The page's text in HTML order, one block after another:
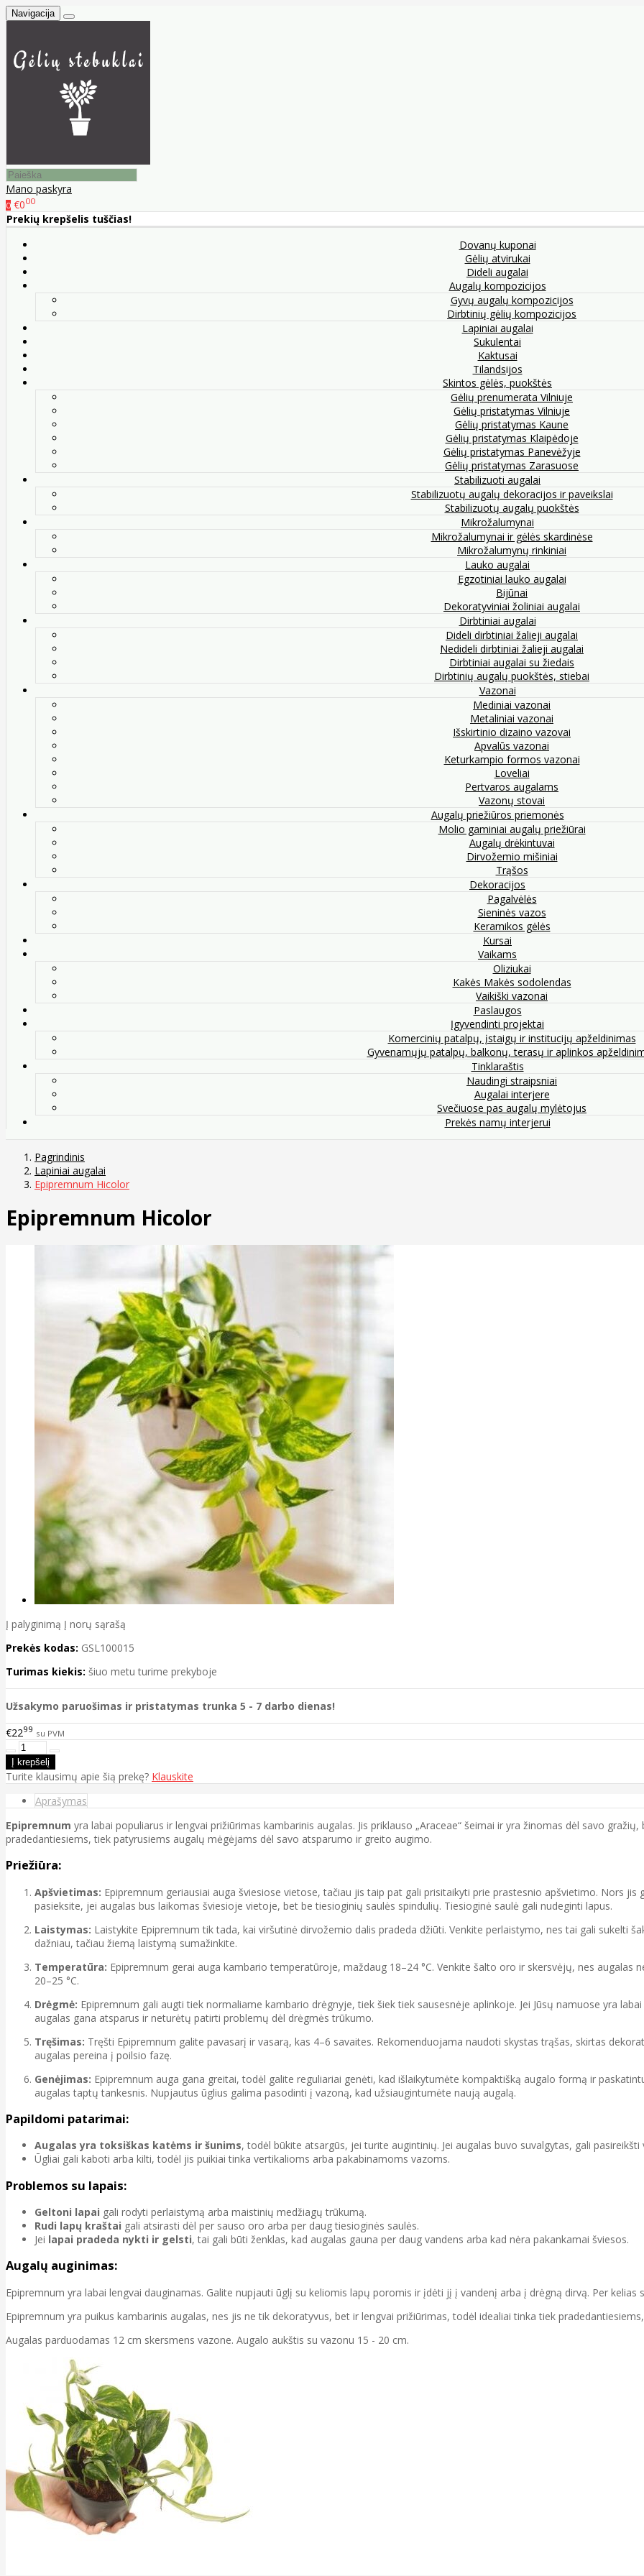
Navigacija
Mano paskyra
0 €000
Prekių krepšelis tuščias!
Dovanų kuponai
Gėlių atvirukai
Dideli augalai
Augalų kompozicijos
Gyvų augalų kompozicijos
Dirbtinių gėlių kompozicijos
Lapiniai augalai
Sukulentai
Kaktusai
Tilandsijos
Skintos gėlės, puokštės
Gėlių prenumerata Vilniuje
Gėlių pristatymas Vilniuje
Gėlių pristatymas Kaune
Gėlių pristatymas Klaipėdoje
Gėlių pristatymas Panevėžyje
Gėlių pristatymas Zarasuose
Stabilizuoti augalai
Stabilizuotų augalų dekoracijos ir paveikslai
Stabilizuotų augalų puokštės
Mikrožalumynai
Mikrožalumynai ir gėlės skardinėse
Mikrožalumynų rinkiniai
Lauko augalai
Egzotiniai lauko augalai
Bijūnai
Dekoratyviniai žoliniai augalai
Dirbtiniai augalai
Dideli dirbtiniai žalieji augalai
Nedideli dirbtiniai žalieji augalai
Dirbtiniai augalai su žiedais
Dirbtinių augalų puokštės, stiebai
Vazonai
Mediniai vazonai
Metaliniai vazonai
Išskirtinio dizaino vazovai
Apvalūs vazonai
Keturkampio formos vazonai
Loveliai
Pertvaros augalams
Vazonų stovai
Augalų priežiūros priemonės
Molio gaminiai augalų priežiūrai
Augalų drėkintuvai
Dirvožemio mišiniai
Trąšos
Dekoracijos
Pagalvėlės
Sieninės vazos
Keramikos gėlės
Kursai
Vaikams
Oliziukai
Kakės Makės sodolendas
Vaikiški vazonai
Paslaugos
Įgyvendinti projektai
Komercinių patalpų, įstaigų ir institucijų apželdinimas
Gyvenamųjų patalpų, balkonų, terasų ir aplinkos
Tinklaraštis
Naudingi straipsniai
Augalai interjere
Svečiuose pas augalų mylėtojus
Prekės namų interjerui
Pagrindinis
Lapiniai augalai
Epipremnum Hicolor
Epipremnum Hicolor
Į palyginimą Į norų sąrašą
Prekės kodas: GSL100015
Turimas kiekis: šiuo metu turime prekyboje
Užsakymo paruošimas ir pristatymas trunka 5 - 7 darbo dienas!
€2299 su PVM
Turite klausimų apie šią prekę? Klauskite
Aprašymas
Epipremnum yra labai populiarus ir lengvai prižiūrimas kambarinis augalas. Jis priklauso „Araceae“ šeimai ir yra žinomas dėl savo
pradedantiesiems, tiek patyrusiems augalų mėgėjams dėl savo atsparumo ir greito augimo.
Priežiūra:
Apšvietimas: Epipremnum geriausiai auga šviesiose vietose, tačiau jis taip pat gali prisitaikyti prie prastesnio apšvietimo. Nors
pasieksite, jei augalas bus laikomas šviesioje vietoje, bet be tiesioginių saulės spindulių. Tiesioginė saulė gali nudeginti lapus.
Laistymas: Laistykite Epipremnum tik tada, kai viršutinė dirvožemio dalis pradeda džiūti. Venkite perlaistymo, nes tai gali sukelti
dažniau, tačiau žiemą laistymą sumažinkite.
Temperatūra: Epipremnum gerai auga kambario temperatūroje, maždaug 18–24 °C. Venkite šalto oro ir skersvėjų, nes
20–25 °C.
Drėgmė: Epipremnum gali augti tiek normaliame kambario drėgnyje, tiek šiek tiek sausesnėje aplinkoje. Jei Jūsų namuose yra
augalas gana atsparus ir neturėtų patirti problemų dėl drėgmės trūkumo.
Tręšimas: Tręšti Epipremnum galite pavasarį ir vasarą, kas 4–6 savaites. Rekomenduojama naudoti skystas trąšas, skirtas
augalas pereina į poilsio fazę.
Genėjimas: Epipremnum auga gana greitai, todėl galite reguliariai genėti, kad išlaikytumėte kompaktišką augalo formą ir
augalas taptų tankesnis. Nupjautus ūglius galima pasodinti į vazoną, kad užsiaugintumėte naują augalą.
Papildomi patarimai:
Augalas yra toksiškas katėms ir šunims, todėl būkite atsargūs, jei turite augintinių. Jei augalas buvo suvalgytas, gali
Ūgliai gali kaboti arba kilti, todėl jis puikiai tinka vertikalioms arba pakabinamoms vazoms.
Problemos su lapais:
Geltoni lapai gali rodyti perlaistymą arba maistinių medžiagų trūkumą.
Rudi lapų kraštai gali atsirasti dėl per sauso oro arba per daug tiesioginės saulės.
Jei lapai pradeda nykti ir gelsti, tai gali būti ženklas, kad augalas gauna per daug vandens arba kad nėra pakankamai šviesos.
Augalų auginimas:
Epipremnum yra labai lengvai dauginamas. Galite nupjauti ūglį su keliomis lapų poromis ir įdėti jį į vandenį arba į drėgną dirvą. Per
Epipremnum yra puikus kambarinis augalas, nes jis ne tik dekoratyvus, bet ir lengvai prižiūrimas, todėl idealiai tinka tiek
Augalas parduodamas 12 cm skersmens vazone. Augalo aukštis su vazonu 15 - 20 cm.